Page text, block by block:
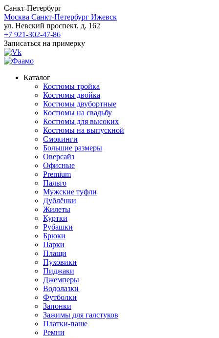
Санкт-Петербург
Москва Санкт-Петербург Ижевск
ул. Невский проспект, д. 162
+7 921-302-47-86
Записаться на примерку
Каталог
Костюмы тройка
Костюмы двойка
Костюмы двубортные
Костюмы на свадьбу
Костюмы для высоких
Костюмы на выпускной
Смокинги
Большие размеры
Оверсайз
Офисные
Premium
Пальто
Мужские туфли
Дублёнки
Жилеты
Куртки
Рубашки
Брюки
Парки
Плащи
Пуховики
Пиджаки
Джемперы
Водолазки
Футболки
Запонки
Зажимы для галстуков
Платки-паше
Ремни